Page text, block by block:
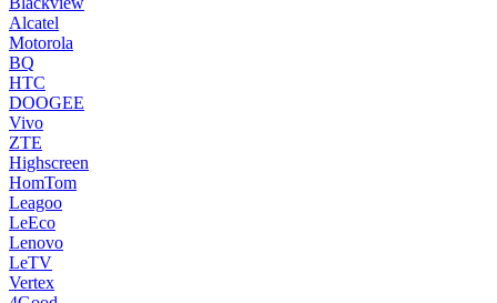
Alcatel
Motorola
BQ
HTC
DOOGEE
Vivo
ZTE
Highscreen
HomTom
Leagoo
LeEco
Lenovo
LeTV
Vertex